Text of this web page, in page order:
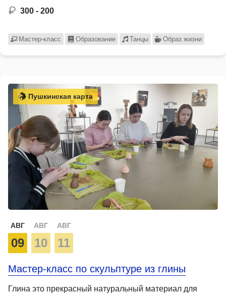
300 - 200
Мастер-класс Образование Танцы Образ жизни
Пушкинская карта
АВГ
09
АВГ
10
АВГ
11
Мастер-класс по скульптуре из глины
Глина это прекрасный натуральный материал для